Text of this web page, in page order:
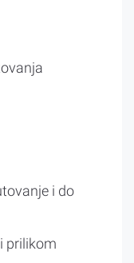
i do
prilikom